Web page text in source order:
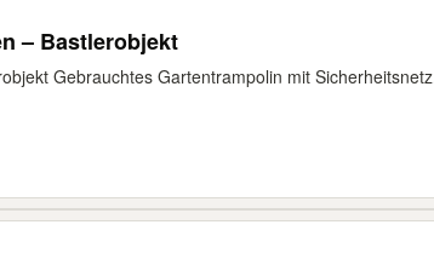
– Bastlerobjekt
Gebrauchtes Gartentrampolin mit